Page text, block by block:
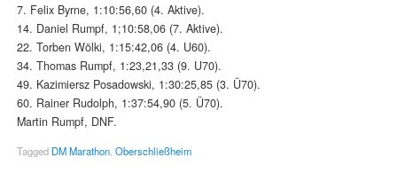
7. Felix Byrne, 1:10:56,60 (4. Aktive).
14. Daniel Rumpf, 1;10:58,06 (7. Aktive).
22. Torben Wölki, 1:15:42,06 (4. U60).
34. Thomas Rumpf, 1:23,21,33 (9. U70).
49. Kazimiersz Posadowski, 1:30:25,85 (3. Ü70).
60. Rainer Rudolph, 1:37:54,90 (5. Ü70).
Martin Rumpf, DNF.
Tagged DM Marathon, Oberschließheim